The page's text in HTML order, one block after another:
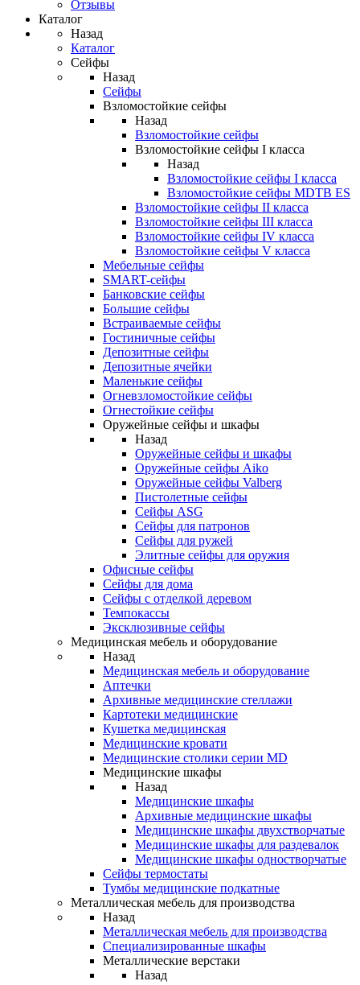
Отзывы
Каталог
Назад
Каталог
Сейфы
Назад
Сейфы
Взломостойкие сейфы
Назад
Взломостойкие сейфы
Взломостойкие сейфы I класса
Назад
Взломостойкие сейфы I класса
Взломостойкие сейфы MDTB ES
Взломостойкие сейфы II класса
Взломостойкие сейфы III класса
Взломостойкие сейфы IV класса
Взломостойкие сейфы V класса
Мебельные сейфы
SMART-сейфы
Банковские сейфы
Большие сейфы
Встраиваемые сейфы
Гостиничные сейфы
Депозитные сейфы
Депозитные ячейки
Маленькие сейфы
Огневзломостойкие сейфы
Огнестойкие сейфы
Оружейные сейфы и шкафы
Назад
Оружейные сейфы и шкафы
Оружейные сейфы Aiko
Оружейные сейфы Valberg
Пистолетные сейфы
Сейфы ASG
Сейфы для патронов
Сейфы для ружей
Элитные сейфы для оружия
Офисные сейфы
Сейфы для дома
Сейфы с отделкой деревом
Темпокассы
Эксклюзивные сейфы
Медицинская мебель и оборудование
Назад
Медицинская мебель и оборудование
Аптечки
Архивные медицинские стеллажи
Картотеки медицинские
Кушетка медицинская
Медицинские кровати
Медицинские столики серии MD
Медицинские шкафы
Назад
Медицинские шкафы
Архивные медицинские шкафы
Медицинские шкафы двухстворчатые
Медицинские шкафы для раздевалок
Медицинские шкафы одностворчатые
Сейфы термостаты
Тумбы медицинские подкатные
Металлическая мебель для производства
Назад
Металлическая мебель для производства
Cпециализированные шкафы
Металлические верстаки
Назад